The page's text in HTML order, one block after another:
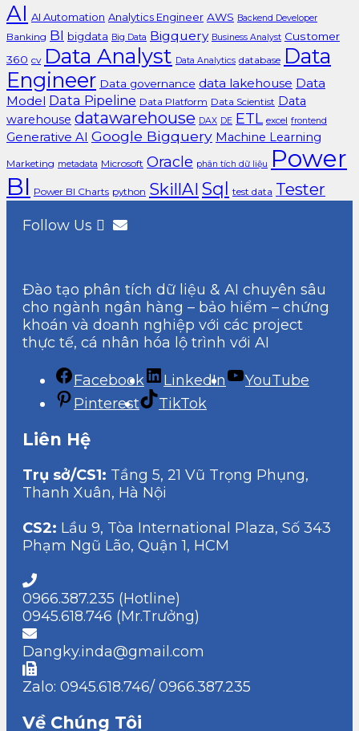
AI AI Automation Analytics Engineer AWS Backend Developer
Banking BI bigdata Big Data Bigquery Business Analyst Customer
360 cv Data Analyst Data Analytics database Data
Engineer Data governance data lakehouse Data
Model Data Pipeline Data Platform Data Scientist Data
warehouse datawarehouse DAX DE ETL excel frontend
Generative AI Google Bigquery Machine Learning
Marketing metadata Microsoft Oracle phân tích dữ liệu
Power
BI Power BI Charts python SkillAI Sql test data Tester
Follow Us
Đào tạo phân tích dữ liệu & AI chuyên sâu
cho ngành ngân hàng – bảo hiểm – chứng
khoán và doanh nghiệp với các project
thực tế, cá nhân hóa lộ trình với AI
Facebook LinkedIn
YouTube
Pinterest
TikTok
Liên Hệ
Trụ sở/CS1: Tầng 5, 21 Vũ Trọng Phụng,
Thanh Xuân, Hà Nội
CS2: Lầu 9, Tòa International Plaza, Số 343
Phạm Ngũ Lão, Quận 1, HCM
0966.387.235 (Hotline)
0945.618.746 (Mr.Trưởng)
Dangky.inda@gmail.com
Zalo: 0945.618.746/ 0966.387.235
Về Chúng Tôi